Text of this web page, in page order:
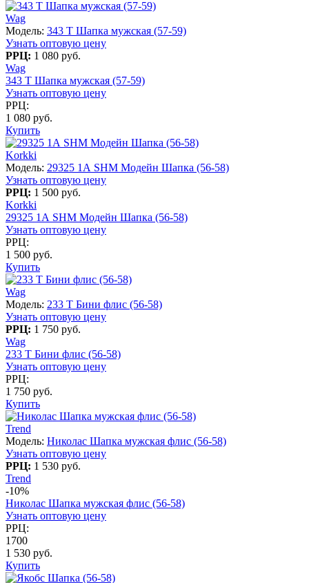
Wag
Модель: 343 T Шапка мужская (57-59)
Узнать оптовую цену
РРЦ: 1 080 руб.
Wag
343 T Шапка мужская (57-59)
Узнать оптовую цену
РРЦ:
1 080 руб.
Купить
Korkki
Модель: 29325 1А SHM Модейн Шапка (56-58)
Узнать оптовую цену
РРЦ: 1 500 руб.
Korkki
29325 1А SHM Модейн Шапка (56-58)
Узнать оптовую цену
РРЦ:
1 500 руб.
Купить
Wag
Модель: 233 T Бини флис (56-58)
Узнать оптовую цену
РРЦ: 1 750 руб.
Wag
233 T Бини флис (56-58)
Узнать оптовую цену
РРЦ:
1 750 руб.
Купить
Trend
Модель: Николас Шапка мужская флис (56-58)
Узнать оптовую цену
РРЦ: 1 530 руб.
Trend
-10%
Николас Шапка мужская флис (56-58)
Узнать оптовую цену
РРЦ:
1700
1 530 руб.
Купить